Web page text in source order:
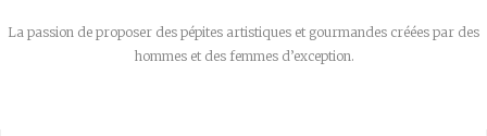
La passion de proposer des pépites artistiques et gourmandes créées par des
hommes et des femmes d’exception.